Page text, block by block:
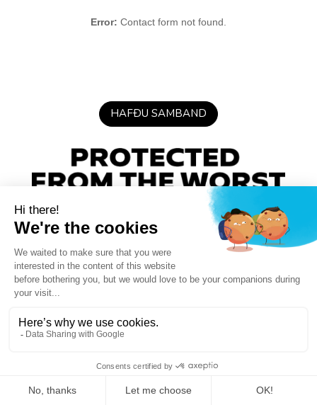
Error: Contact form not found.
HAFÐU SAMBAND
HEIM ALGENGAR SPURNINGAR GERÐU SJÖLJANDI
Lagalegar upplýsingar FRIÐHELGISSTEFNA |